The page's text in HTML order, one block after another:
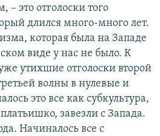
это отголоски того
длился много-много лет.
которая была на Западе
виде у нас не было. К
утихшие отголоски второй
волны в нулевые и
это все как субкультура,
завезли с Запада.
Начиналось все с